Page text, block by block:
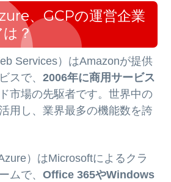
、GCPの運営企業
は？
Services）はAmazonが提供
スで、2006年に商用サービス
市場の先駆者です。世界中の
用し、業界最多の機能数を誇
）はMicrosoftによるクラ
ムで、Office 365やWindows